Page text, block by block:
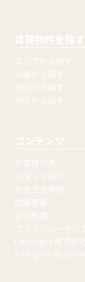
賃貸物件を探す
エリアから探す
沿線から探す
地図から探す
学区から探す
コンテンツ
お客様の声
スタッフ紹介
お役立ち情報
店舗情報
会社概要
プライバシーポリ
Copyright 株式会
All Rights